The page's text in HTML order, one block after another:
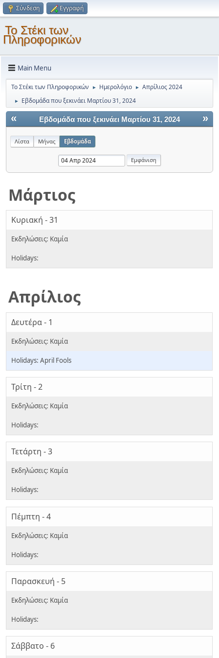
Σύνδεση Εγγραφή
Το Στέκι των
Πληροφορικών
Main Menu
Το Στέκι των Πληροφορικών ► Ημερολόγιο ► Απρίλιος 2024
► Εβδομάδα που ξεκινάει Μαρτίου 31, 2024
« »
Εβδομάδα που ξεκινάει Μαρτίου 31, 2024
Λίστα Μήνας Εβδομάδα
Μάρτιος
Κυριακή - 31
Απρίλιος
Δευτέρα - 1
April Fools
Τρίτη - 2
Τετάρτη - 3
Πέμπτη - 4
Παρασκευή - 5
Σάββατο - 6